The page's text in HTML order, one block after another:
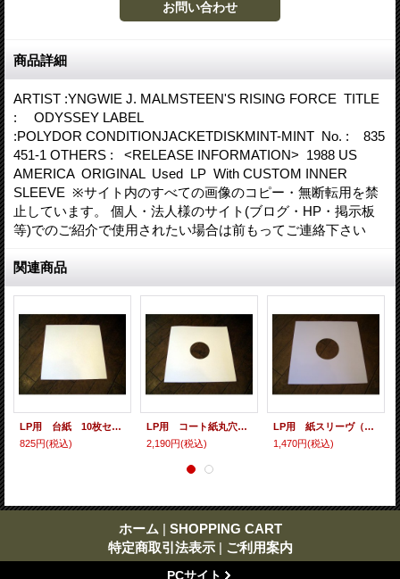
商品詳細
ARTIST :YNGWIE J. MALMSTEEN'S RISING FORCE TITLE
: ODYSSEY LABEL
:POLYDOR CONDITIONJACKETDISKMINT-MINT No. : 835
451-1 OTHERS : <RELEASE INFORMATION> 1988 US
AMERICA ORIGINAL Used LP With CUSTOM INNER
SLEEVE ※サイト内のすべての画像のコピー・無断転用を禁
止しています。 個人・法人様のサイト(ブログ・HP・掲示板
等)でのご紹介で使用されたい場合は前もってご連絡下さい
関連商品
LP用 台紙 10枚セット
825円(税込)
LP用 コート紙丸穴ジャケ 10枚セット
2,190円(税込)
LP用 紙スリーヴ（レギュラー 四角の角） 10枚セット
1,470円(税込)
ホーム | SHOPPING CART
特定商取引法表示 | ご利用案内
PCサイト